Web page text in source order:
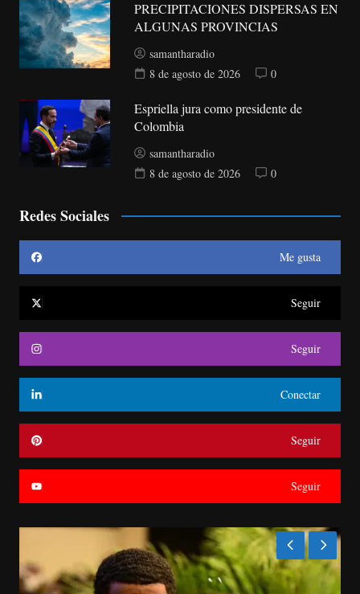
PRECIPITACIONES DISPERSAS EN
ALGUNAS PROVINCIAS
samantharadio
8 de agosto de 2026
0
Espriella jura como presidente de
Colombia
samantharadio
8 de agosto de 2026
0
Redes Sociales
Me gusta
Seguir
Seguir
Conectar
Seguir
Seguir